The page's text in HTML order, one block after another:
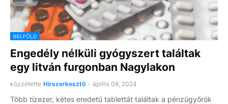
BELFÖLD
Engedély nélküli gyógyszert találtak
egy litván furgonban Nagylakon
közzétette Hírszerkesztő - április 08, 2024
Több tízezer, kétes eredetű tablettát találtak a pénzügyőrök